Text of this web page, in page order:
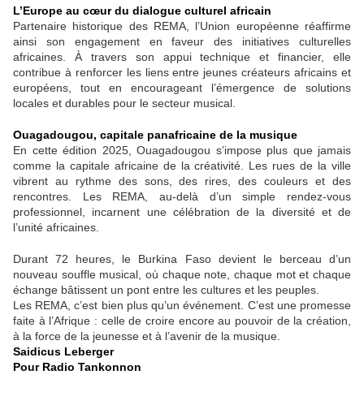
L’Europe au cœur du dialogue culturel africain
Partenaire historique des REMA, l’Union européenne réaffirme
ainsi son engagement en faveur des initiatives culturelles
africaines. À travers son appui technique et financier, elle
contribue à renforcer les liens entre jeunes créateurs africains et
européens, tout en encourageant l’émergence de solutions
locales et durables pour le secteur musical.
Ouagadougou, capitale panafricaine de la musique
En cette édition 2025, Ouagadougou s’impose plus que jamais
comme la capitale africaine de la créativité. Les rues de la ville
vibrent au rythme des sons, des rires, des couleurs et des
rencontres. Les REMA, au-delà d’un simple rendez-vous
professionnel, incarnent une célébration de la diversité et de
l’unité africaines.
Durant 72 heures, le Burkina Faso devient le berceau d’un
nouveau souffle musical, où chaque note, chaque mot et chaque
échange bâtissent un pont entre les cultures et les peuples.
Les REMA, c’est bien plus qu’un événement. C’est une promesse
faite à l’Afrique : celle de croire encore au pouvoir de la création,
à la force de la jeunesse et à l’avenir de la musique.
Saidicus Leberger
Pour Radio Tankonnon